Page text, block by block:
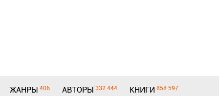
ЖАНРЫ 406 АВТОРЫ 332 444 КНИГИ 858 597